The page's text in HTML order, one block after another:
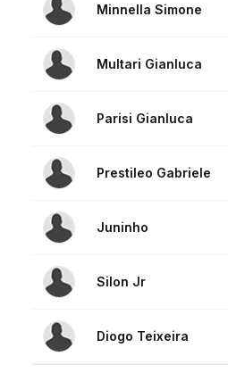
Minnella Simone
Multari Gianluca
Parisi Gianluca
Prestileo Gabriele
Juninho
Silon Jr
Diogo Teixeira